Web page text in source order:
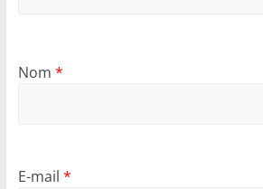
Nom *
E-mail *